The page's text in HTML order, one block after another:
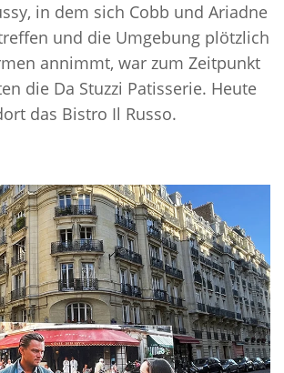
in dem sich Cobb und Ariadne
und die Umgebung plötzlich
annimmt, war zum Zeitpunkt
die Da Stuzzi Patisserie. Heute
das Bistro Il Russo.